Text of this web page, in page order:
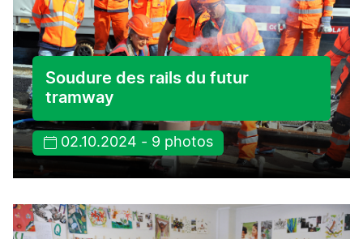
Soudure des rails du futur
tramway
02.10.2024 - 9 photos